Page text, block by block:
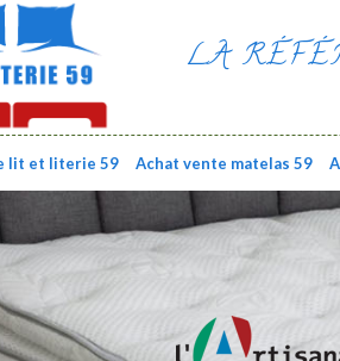
LA
lit et literie 59 Achat vente matelas 59